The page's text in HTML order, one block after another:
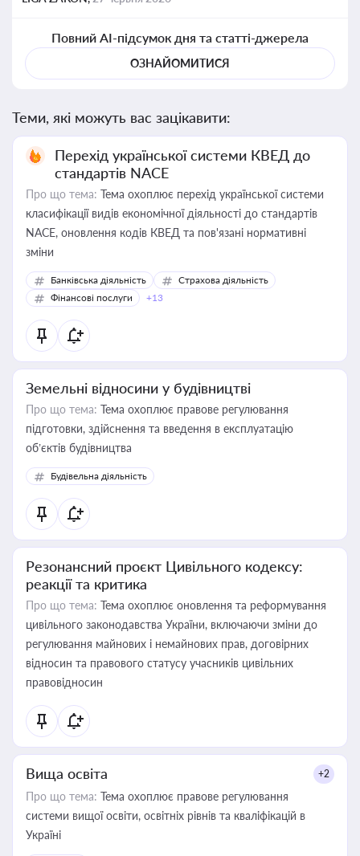
Повний AI-підсумок дня та статті-джерела
ОЗНАЙОМИТИСЯ
Теми, які можуть вас зацікавити:
Перехід української системи КВЕД до
стандартів NACE
Про що тема: Тема охоплює перехід української системи
класифікації видів економічної діяльності до стандартів
NACE, оновлення кодів КВЕД та пов'язані нормативні
зміни
Банківська діяльність
Страхова діяльність
Фінансові послуги
+13
Земельні відносини у будівництві
Про що тема: Тема охоплює правове регулювання
підготовки, здійснення та введення в експлуатацію
об’єктів будівництва
Будівельна діяльність
Резонансний проєкт Цивільного кодексу:
реакції та критика
Про що тема: Тема охоплює оновлення та реформування
цивільного законодавства України, включаючи зміни до
регулювання майнових і немайнових прав, договірних
відносин та правового статусу учасників цивільних
правовідносин
Вища освіта +2
Про що тема: Тема охоплює правове регулювання
системи вищої освіти, освітніх рівнів та кваліфікацій в
Україні